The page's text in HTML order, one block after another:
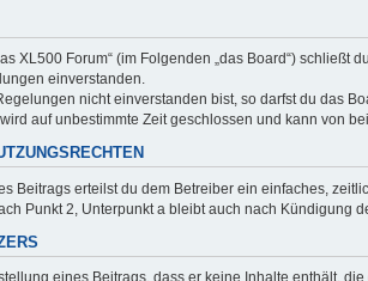
XL500 Forum“ (im Folgenden „das Board“)
einverstanden.
nicht einverstanden bist, so darfst du das
auf unbestimmte Zeit geschlossen und kann von
Beitrags erteilst du dem Betreiber ein einfaches,
Punkt 2, Unterpunkt a bleibt auch nach Kündigung